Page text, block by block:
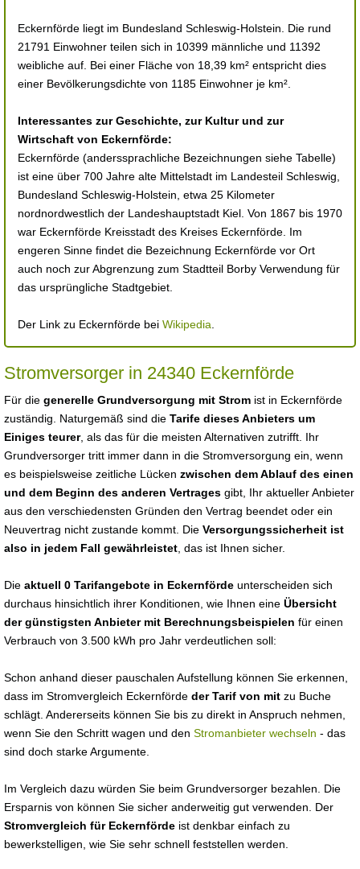
Eckernförde liegt im Bundesland Schleswig-Holstein. Die rund
21791 Einwohner teilen sich in 10399 männliche und 11392
weibliche auf. Bei einer Fläche von 18,39 km² entspricht dies
einer Bevölkerungsdichte von 1185 Einwohner je km².
Interessantes zur Geschichte, zur Kultur und zur
Wirtschaft von Eckernförde:
Eckernförde (anderssprachliche Bezeichnungen siehe Tabelle)
ist eine über 700 Jahre alte Mittelstadt im Landesteil Schleswig,
Bundesland Schleswig-Holstein, etwa 25 Kilometer
nordnordwestlich der Landeshauptstadt Kiel. Von 1867 bis 1970
war Eckernförde Kreisstadt des Kreises Eckernförde. Im
engeren Sinne findet die Bezeichnung Eckernförde vor Ort
auch noch zur Abgrenzung zum Stadtteil Borby Verwendung für
das ursprüngliche Stadtgebiet.
Der Link zu Eckernförde bei Wikipedia
Stromversorger in 24340 Eckernförde
Für die generelle Grundversorgung mit Strom ist in Eckernförde
zuständig. Naturgemäß sind die Tarife dieses Anbieters um
Einiges teurer, als das für die meisten Alternativen zutrifft. Ihr
Grundversorger tritt immer dann in die Stromversorgung ein, wenn
es beispielsweise zeitliche Lücken zwischen dem Ablauf des einen
und dem Beginn des anderen Vertrages gibt, Ihr aktueller Anbieter
aus den verschiedensten Gründen den Vertrag beendet oder ein
Neuvertrag nicht zustande kommt. Die Versorgungssicherheit ist
also in jedem Fall gewährleistet , das ist Ihnen sicher.
Die aktuell 0 Tarifangebote in Eckernförde unterscheiden sich
durchaus hinsichtlich ihrer Konditionen, wie Ihnen eine Übersicht
der günstigsten Anbieter mit Berechnungsbeispielen für einen
Verbrauch von 3.500 kWh pro Jahr verdeutlichen soll:
Schon anhand dieser pauschalen Aufstellung können Sie erkennen,
dass im Stromvergleich Eckernförde der Tarif von mit zu Buche
schlägt. Andererseits können Sie bis zu direkt in Anspruch nehmen,
wenn Sie den Schritt wagen und den Stromanbieter wechseln - das
sind doch starke Argumente.
Im Vergleich dazu würden Sie beim Grundversorger bezahlen. Die
Ersparnis von können Sie sicher anderweitig gut verwenden. Der
Stromvergleich für Eckernförde ist denkbar einfach zu
bewerkstelligen, wie Sie sehr schnell feststellen werden.